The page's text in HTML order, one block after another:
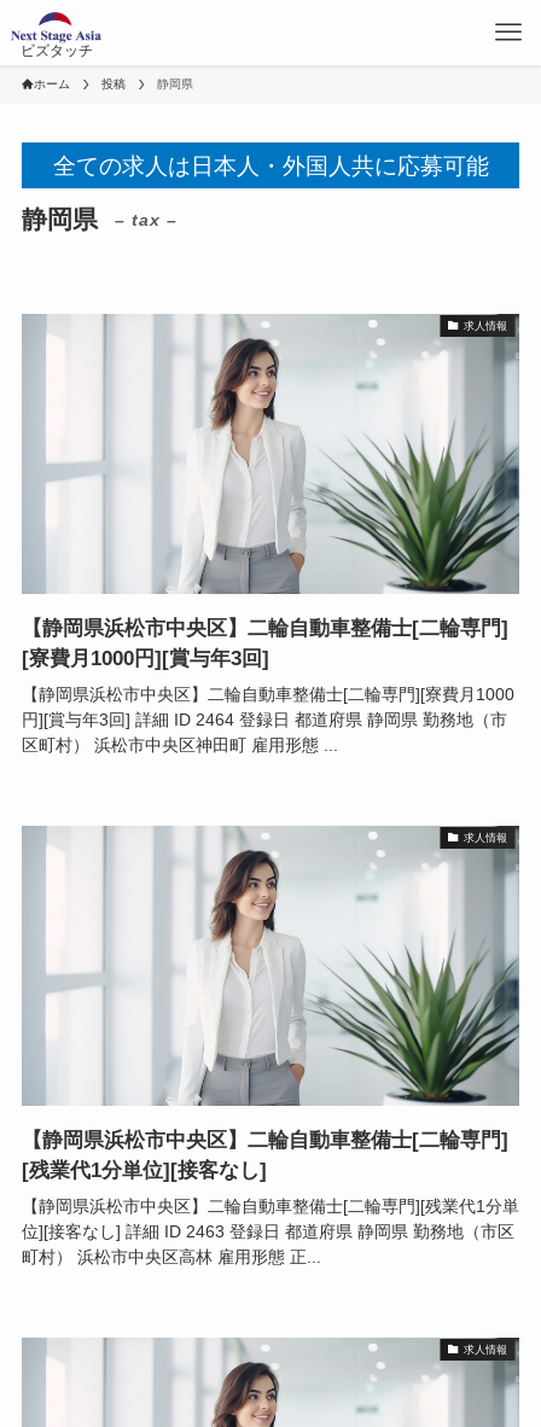
ビズタッチ
ホーム 投稿 静岡県
全ての求人は日本人・外国人共に応募可能
静岡県 – tax –
求人情報
【静岡県浜松市中央区】二輪自動車整備士[二輪専門]
[寮費月1000円][賞与年3回]
【静岡県浜松市中央区】二輪自動車整備士[二輪専門][寮費月1000
円][賞与年3回] 詳細 ID 2464 登録日 都道府県 静岡県 勤務地（市
区町村） 浜松市中央区神田町 雇用形態 ...
求人情報
【静岡県浜松市中央区】二輪自動車整備士[二輪専門]
[残業代1分単位][接客なし]
【静岡県浜松市中央区】二輪自動車整備士[二輪専門][残業代1分単
位][接客なし] 詳細 ID 2463 登録日 都道府県 静岡県 勤務地（市区
町村） 浜松市中央区高林 雇用形態 正...
求人情報